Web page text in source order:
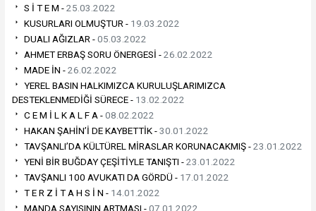
S İ T E M -25.03.2022
KUSURLARI OLMUŞTUR - 19.03.2022
DUALI AĞIZLAR -05.03.2022
AHMET ERBAŞ SORU ÖNERGESİ -26.02.2022
MADE İN -26.02.2022
YEREL BASIN HALKIMIZCA KURULUŞLARIMIZCA
DESTEKLENMEDİĞİ SÜRECE - 13.02.2022
C E M İ L K A L F A -08.02.2022
HAKAN ŞAHİN’İ DE KAYBETTİK -30.01.2022
TAVŞANLI’DA KÜLTÜREL MİRASLAR KORUNACAKMIŞ -23.01.2022
YENİ BİR BUĞDAY ÇEŞİTİYLE TANIŞTI -23.01.2022
TAVŞANLI 100 AVUKATI DA GÖRDÜ - 17.01.2022
T E R Z İ T A H S İ N - 14.01.2022
MANDA SAYISININ ARTMASI -07.01.2022